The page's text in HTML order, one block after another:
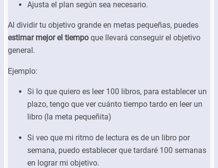
Ajusta el plan según sea necesario.
Al dividir tu objetivo grande en metas pequeñas, puedes
estimar mejor el tiempo que llevará conseguir el objetivo
general.
Ejemplo:
Si lo que quiero es leer 100 libros, para establecer un
plazo, tengo que ver cuánto tiempo tardo en leer un
libro (la meta pequeñita)
Si veo que mi ritmo de lectura es de un libro por
semana, puedo establecer que tardaré 100 semanas
en lograr mi objetivo.